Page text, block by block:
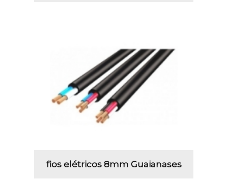
fios elétricos 8mm Guaianases